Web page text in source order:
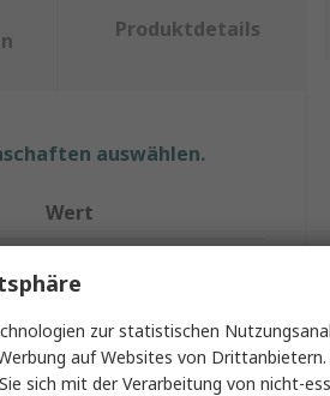
Produktdetails
auswählen.
Wert
Schiene
zur statistischen
auf Websites von
sich mit der Verarbeitung von nicht-